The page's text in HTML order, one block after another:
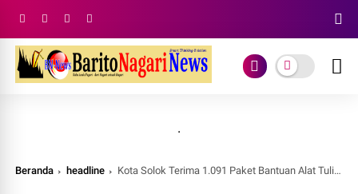
.
Beranda headline Kota Solok Terima 1.091 Paket Bantuan Alat Tulis Dari Grandmedia.